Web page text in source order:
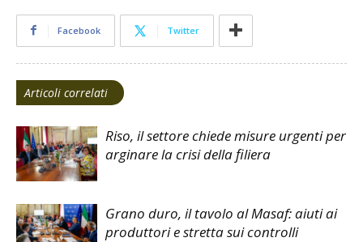
Facebook Twitter
Articoli correlati
Riso, il settore chiede misure urgenti per
arginare la crisi della filiera
Grano duro, il tavolo al Masaf: aiuti ai
produttori e stretta sui controlli